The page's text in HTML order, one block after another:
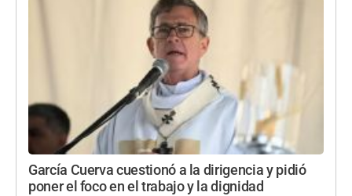
García Cuerva cuestionó a la dirigencia y pidió
poner el foco en el trabajo y la dignidad